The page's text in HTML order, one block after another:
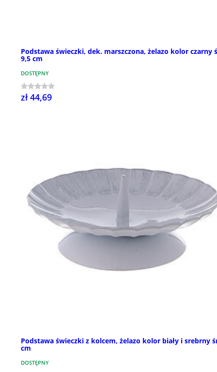
Podstawa świeczki, dek. marszczona, żelazo kolor czarny
9,5 cm
DOSTĘPNY
zł 44,69
Podstawa świeczki z kolcem, żelazo kolor biały i srebrny
cm
DOSTĘPNY